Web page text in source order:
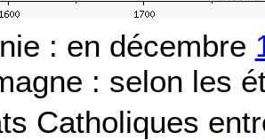
: en décembre
: selon les
Catholiques